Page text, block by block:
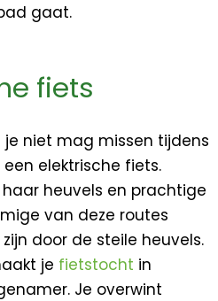
gaat.
fiets
niet mag missen tijdens
een elektrische fiets.
heuvels en prachtige
van deze routes
door de steile heuvels.
je fietstocht in
Je overwint